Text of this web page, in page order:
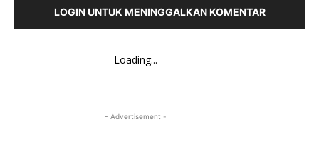
LOGIN UNTUK MENINGGALKAN KOMENTAR
Loading...
- Advertisement -